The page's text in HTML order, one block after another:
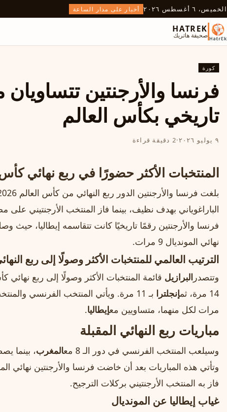
الخميس، ٦ أغسطس ٢٠٢٦ أخبار على مدار الساعة
HATREK
صحيفة هاتريك
كورة
فرنسا والأرجنتين
تاريخي بكأس العالم
٩ يوليو ٢٠٢٦ ·2 دقيقة قراءة
المنتخبات الأكثر حضورًا في ربع نهائي كأس
فرنسا والأرجنتين رقمًا تاريخيًا كانت تتقاسمه إيطاليا، حيث
نهائي المونديال 9 مرات.
الترتيب العالمي للمنتخبات الأكثر وصولًا إلى ربع
وتتصدر البرازيل قائمة المنتخبات الأكثر وصولًا إلى ربع نهائي كأس
14 مرة، ثم
إنجلترا
مرات لكل منهما، متساويين معإيطاليا.
مباريات ربع النهائي المقبلة
وسيلعب المنتخب الفرنسي في دور الـ 8 مع المغرب، بينما
فاز به المنتخب الأرجنتيني بركلات الترجيح.
غياب إيطاليا عن المونديال